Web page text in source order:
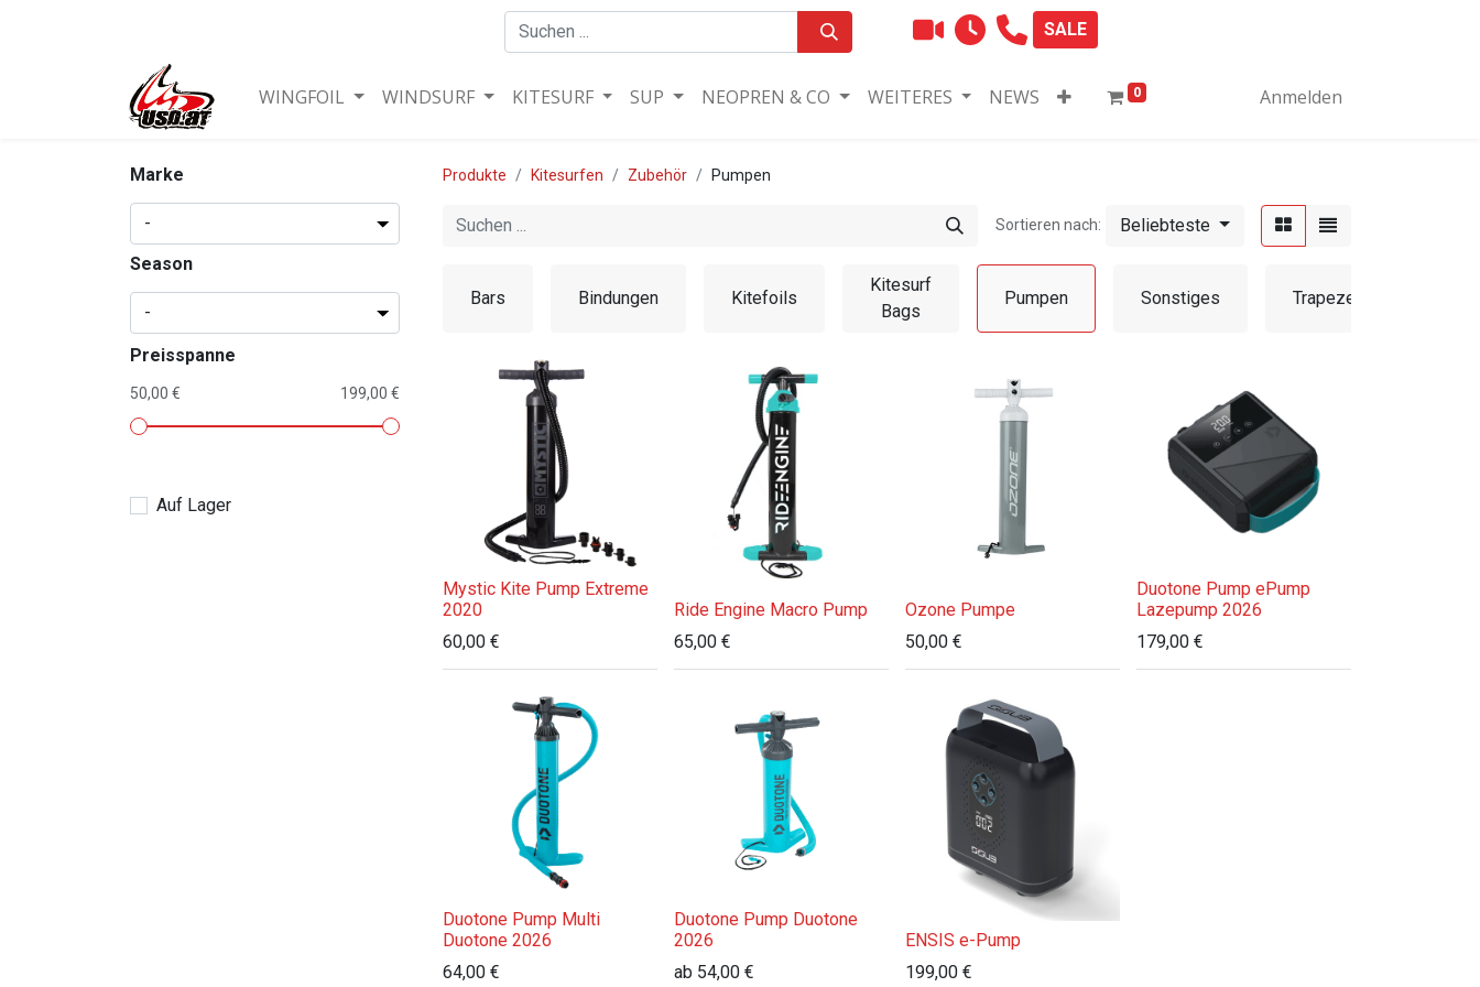
SALE
WINGFOIL WINDSURF KITESURF SUP NEOPREN & CO WEITERES NEWS 0 Anmelden
Marke
Season
Preisspanne
50,00 € 199,00 €
Auf Lager
Produkte Kitesurfen Zubehör Pumpen
Sortieren nach: Beliebteste
Bars Bindungen Kitefoils
Kitesurf
Bags
Pumpen Sonstiges Trapeze
Mystic Kite Pump Extreme
2020
60,00 €
Ride Engine Macro Pump
65,00 €
Ozone Pumpe
50,00 €
Duotone Pump ePump
Lazepump 2026
179,00 €
Duotone Pump Multi
Duotone 2026
64,00 €
Duotone Pump Duotone
2026
ab 54,00 €
ENSIS e-Pump
199,00 €